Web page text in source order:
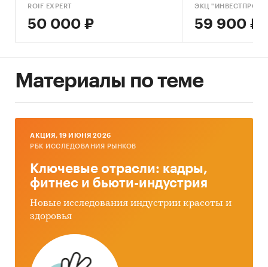
ROIF EXPERT
50 000 ₽
ЭКЦ
59 900 ₽
Материалы по теме
AКЦИЯ, 19 ИЮНЯ 2026
РБК ИССЛЕДОВАНИЯ РЫНКОВ
Ключевые отрасли: кадры,
фитнес и бьюти-индустрия
Новые исследования индустрии красоты и
здоровья